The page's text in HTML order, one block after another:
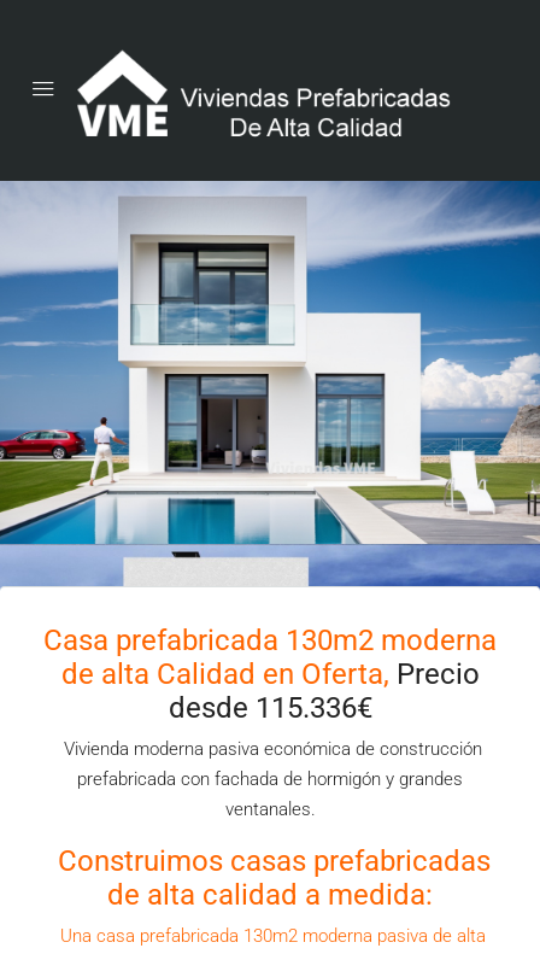
Casa prefabricada 130m2 moderna
de alta Calidad en Oferta, Precio
desde 115.336€
Vivienda moderna pasiva económica de construcción
prefabricada con fachada de hormigón y grandes
ventanales.
Construimos casas prefabricadas
de alta calidad a medida:
Una casa prefabricada 130m2 moderna pasiva de alta